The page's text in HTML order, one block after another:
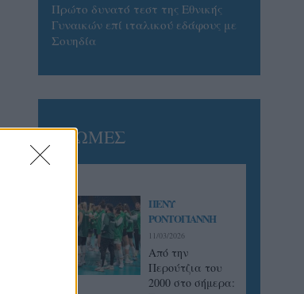
Πρώτο δυνατό τεστ της Εθνικής
Γυναικών επί ιταλικού εδάφους με
Σουηδία
ΓΝΩΜΕΣ
ΠΕΝΥ
ΡΟΝΤΟΓΙΑΝΝΗ
11/03/2026
Από την
Περούτζια του
2000 στο σήμερα: